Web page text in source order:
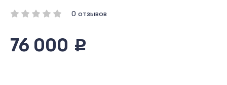
0 отзывов
76 000 руб.